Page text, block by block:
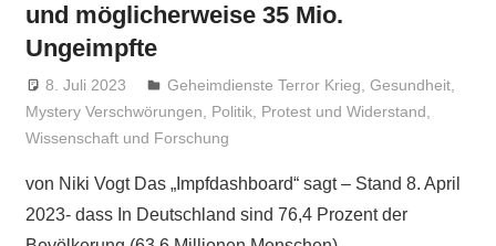
und möglicherweise 35 Mio.
Ungeimpfte
8. Juli 2023 Niki Vogt
Geheimdienste Terror Krieg ,Gesundheit
Mystery Verschwörungen
Politik, Protest und Widerstand
Wissenschaft und Forschung
von Niki Vogt Das „Impfdashboard“ sagt – Stand 8. April
2023- dass In Deutschland sind 76,4 Prozent der